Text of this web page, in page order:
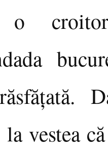
o
la vestea